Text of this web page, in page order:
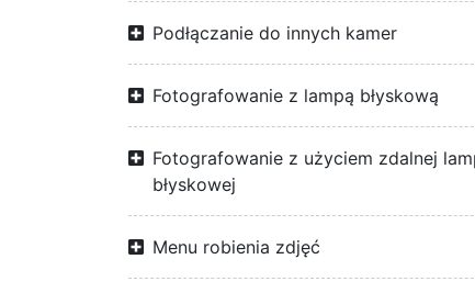
Podłączanie do innych kamer
Fotografowanie z lampą błyskową
Fotografowanie z użyciem zdalnej
błyskowej
Menu robienia zdjęć